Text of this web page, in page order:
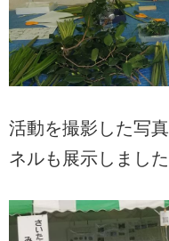
活動を撮影した写
ネルも展示しました